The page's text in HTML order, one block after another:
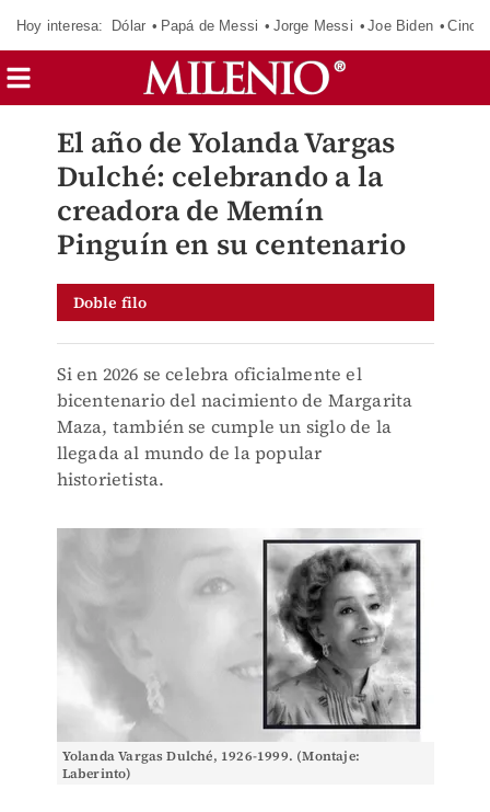
Hoy interesa: Dólar Papá de Messi Jorge Messi Joe Biden
El año de Yolanda Vargas
Dulché: celebrando a la
creadora de Memín
Pinguín en su centenario
Doble filo
Si en 2026 se celebra oficialmente el
bicentenario del nacimiento de Margarita
Maza, también se cumple un siglo de la
llegada al mundo de la popular
historietista.
Yolanda Vargas Dulché, 1926-1999. (Montaje:
Laberinto)